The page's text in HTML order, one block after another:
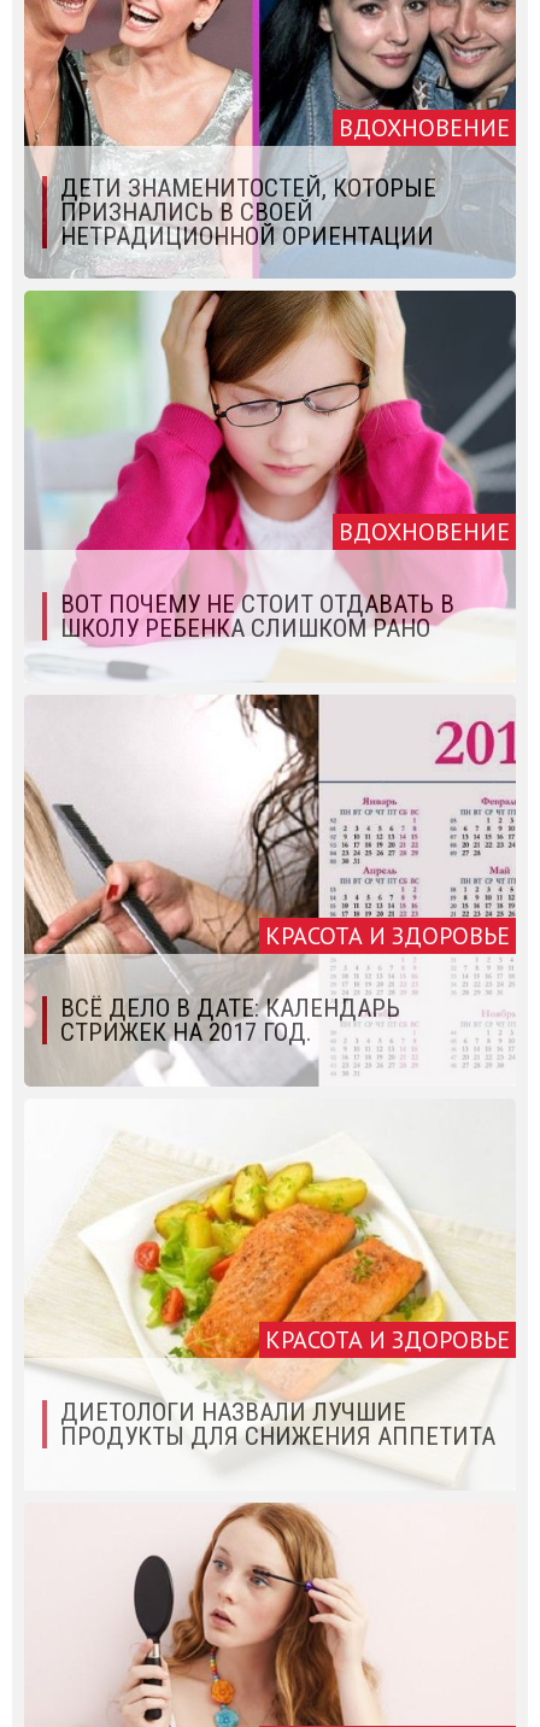
ВДОХНОВЕНИЕ
ДЕТИ ЗНАМЕНИТОСТЕЙ, КОТОРЫЕ
ПРИЗНАЛИСЬ В СВОЕЙ
НЕТРАДИЦИОННОЙ ОРИЕНТАЦИИ
ВДОХНОВЕНИЕ
ВОТ ПОЧЕМУ НЕ СТОИТ ОТДАВАТЬ В
ШКОЛУ РЕБЕНКА СЛИШКОМ РАНО
КРАСОТА И ЗДОРОВЬЕ
ВСЁ ДЕЛО В ДАТЕ: КАЛЕНДАРЬ
СТРИЖЕК НА 2017 ГОД.
КРАСОТА И ЗДОРОВЬЕ
ДИЕТОЛОГИ НАЗВАЛИ ЛУЧШИЕ
ПРОДУКТЫ ДЛЯ СНИЖЕНИЯ АППЕТИТА